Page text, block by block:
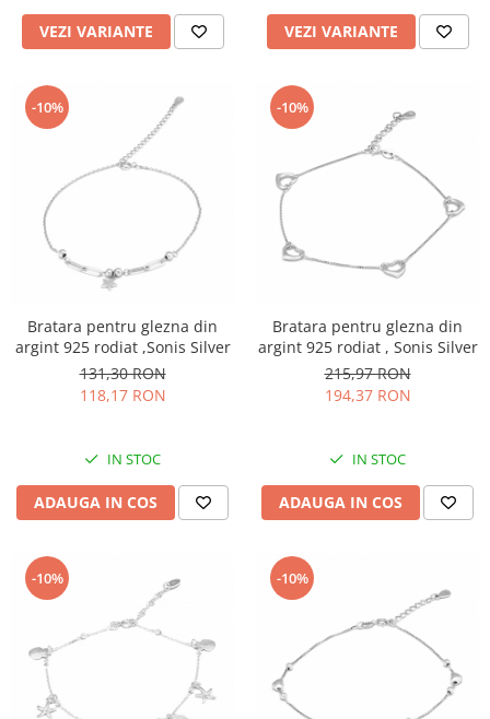
VEZI VARIANTE VEZI VARIANTE
-10%
Bratara pentru glezna din
argint 925 rodiat ,Sonis Silver
131,30 RON
118,17 RON
IN STOC
ADAUGA IN COS
-10%
Bratara pentru glezna din
argint 925 rodiat , Sonis Silver
215,97 RON
194,37 RON
IN STOC
ADAUGA IN COS
-10% -10%